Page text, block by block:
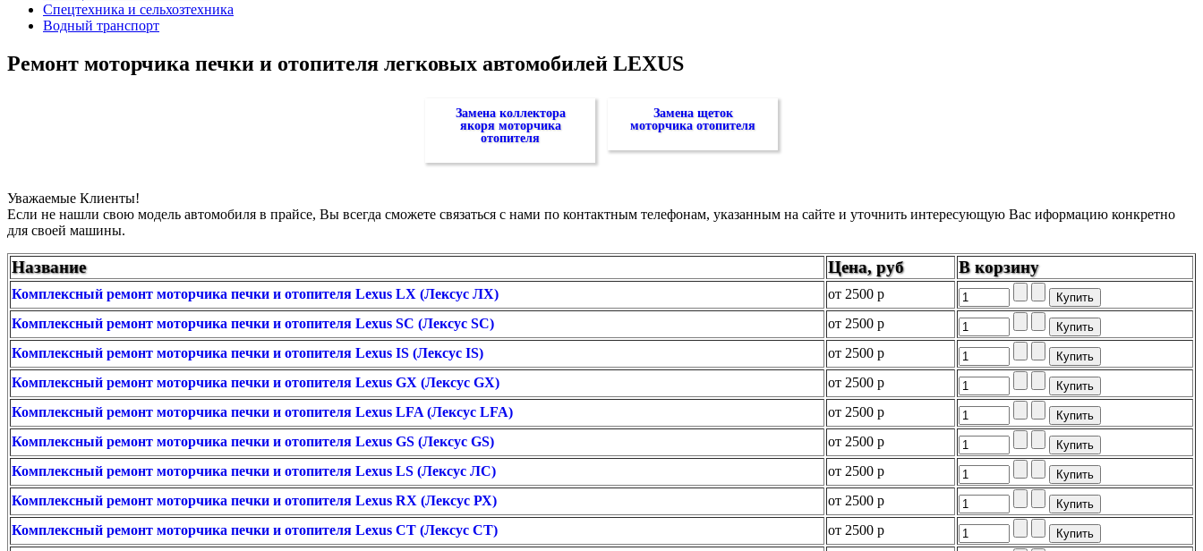
Спецтехника и сельхозтехника
Водный транспорт
Ремонт моторчика печки и отопителя легковых автомобилей LEXUS
Замена коллектора
якоря моторчика
отопителя
Замена щеток
моторчика отопителя
Уважаемые Клиенты!
Если не нашли свою модель автомобиля в прайсе, Вы всегда сможете связаться с нами по контактным телефонам, указанным на сайте и уточнить интересующую Вас иформацию конкретно
для своей машины.
Название Цена, руб В корзину
Комплексный ремонт моторчика печки и отопителя Lexus LX (Лексус ЛХ) от 2500 р
Комплексный ремонт моторчика печки и отопителя Lexus SC (Лексус SC)
от 2500 р
Комплексный ремонт моторчика печки и отопителя Lexus IS (Лексус IS)
от 2500 р
Комплексный ремонт моторчика печки и отопителя Lexus GX (Лексус GX)
от 2500 р
Комплексный ремонт моторчика печки и отопителя Lexus LFA (Лексус LFA)
от 2500 р
Комплексный ремонт моторчика печки и отопителя Lexus GS (Лексус GS)
от 2500 р
Комплексный ремонт моторчика печки и отопителя Lexus LS (Лексус ЛС)
от 2500 р
Комплексный ремонт моторчика печки и отопителя Lexus RX (Лексус РХ)
от 2500 р
Комплексный ремонт моторчика печки и отопителя Lexus CT (Лексус СТ)
от 2500 р